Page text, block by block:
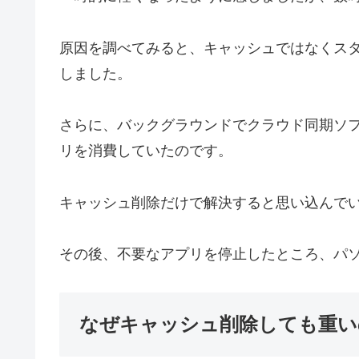
原因を調べてみると、キャッシュではなくス
しました。
さらに、バックグラウンドでクラウド同期ソ
リを消費していたのです。
キャッシュ削除だけで解決すると思い込んで
その後、不要なアプリを停止したところ、パ
なぜキャッシュ削除しても重